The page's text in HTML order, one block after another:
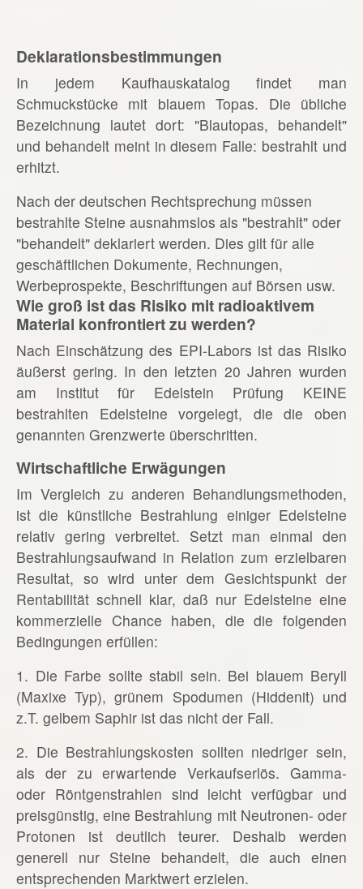
Deklarationsbestimmungen
In jedem Kaufhauskatalog findet man
Schmuckstücke mit blauem Topas. Die übliche
Bezeichnung lautet dort: "Blautopas, behandelt"
und behandelt meint in diesem Falle: bestrahlt und
erhitzt.
Nach der deutschen Rechtsprechung müssen
bestrahlte Steine ausnahmslos als "bestrahlt" oder
"behandelt" deklariert werden. Dies gilt für alle
geschäftlichen Dokumente, Rechnungen,
Werbeprospekte, Beschriftungen auf Börsen usw.
Wie groß ist das Risiko mit radioaktivem
Material konfrontiert zu werden?
Nach Einschätzung des EPI-Labors ist das Risiko
äußerst gering. In den letzten 20 Jahren wurden
am Institut für Edelstein Prüfung KEINE
bestrahlten Edelsteine vorgelegt, die die oben
genannten Grenzwerte überschritten.
Wirtschaftliche Erwägungen
Im Vergleich zu anderen Behandlungsmethoden,
ist die künstliche Bestrahlung einiger Edelsteine
relativ gering verbreitet. Setzt man einmal den
Bestrahlungsaufwand in Relation zum erzielbaren
Resultat, so wird unter dem Gesichtspunkt der
Rentabilität schnell klar, daß nur Edelsteine eine
kommerzielle Chance haben, die die folgenden
Bedingungen erfüllen:
1. Die Farbe sollte stabil sein. Bei blauem Beryll
(Maxixe Typ), grünem Spodumen (Hiddenit) und
z.T. gelbem Saphir ist das nicht der Fall.
2. Die Bestrahlungskosten sollten niedriger sein,
als der zu erwartende Verkaufserlös. Gamma-
oder Röntgenstrahlen sind leicht verfügbar und
preisgünstig, eine Bestrahlung mit Neutronen- oder
Protonen ist deutlich teurer. Deshalb werden
generell nur Steine behandelt, die auch einen
entsprechenden Marktwert erzielen.